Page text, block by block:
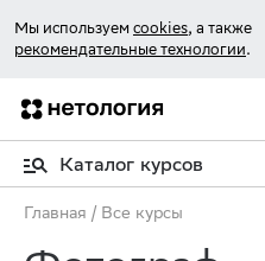
Мы используем cookies, а также
рекомендательные технологии.
Каталог курсов
Главная / Все курсы